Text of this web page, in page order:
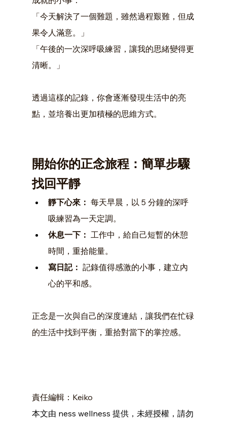
「今天解決了一個難題，雖然過程艱難，但成
果令人滿意。」
「午後的一次深呼吸練習，讓我的思緒變得更
清晰。」
透過這樣的記錄，你會逐漸發現生活中的亮
點，並培養出更加積極的思維方式。
開始你的正念旅程：簡單步驟
找回平靜
靜下心來： 每天早晨，以 5 分鐘的深呼
吸練習為一天定調。
休息一下： 工作中，給自己短暫的休憩
時間，重拾能量。
寫日記： 記錄值得感激的小事，建立內
心的平和感。
正念是一次與自己的深度連結，讓我們在忙碌
的生活中找到平衡，重拾對當下的掌控感。
責任編輯：Keiko
本文由 ness wellness 提供，未經授權，請勿